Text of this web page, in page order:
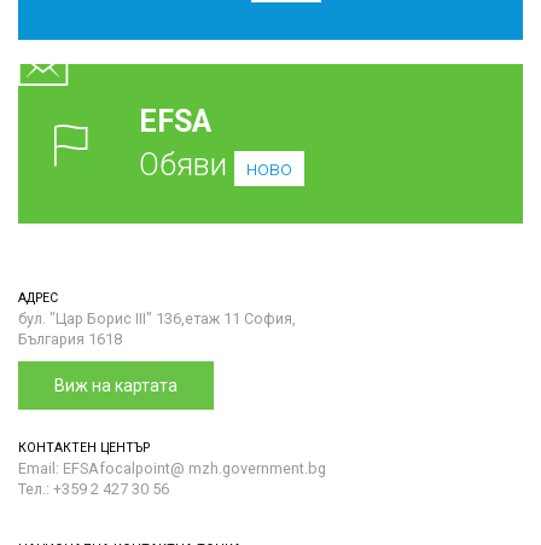
EFSA
Обяви
ново
АДРЕС
бул. "Цар Борис III" 136,етаж 11 София,
България 1618
Виж на картата
КОНТАКТЕН ЦЕНТЪР
Email: EFSAfocalpoint@ mzh.government.bg
Тел.: +359 2 427 30 56